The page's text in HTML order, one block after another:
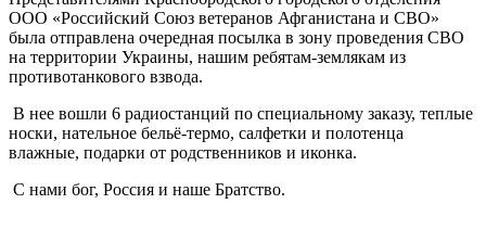
ООО «Российский Союз ветеранов Афганистана и СВО»
была отправлена очередная посылка в зону проведения СВО
на территории Украины, нашим ребятам-землякам из
противотанкового взвода.
В нее вошли 6 радиостанций по специальному заказу, теплые
носки, нательное бельё-термо, салфетки и полотенца
влажные, подарки от родственников и иконка.
С нами бог, Россия и наше Братство.